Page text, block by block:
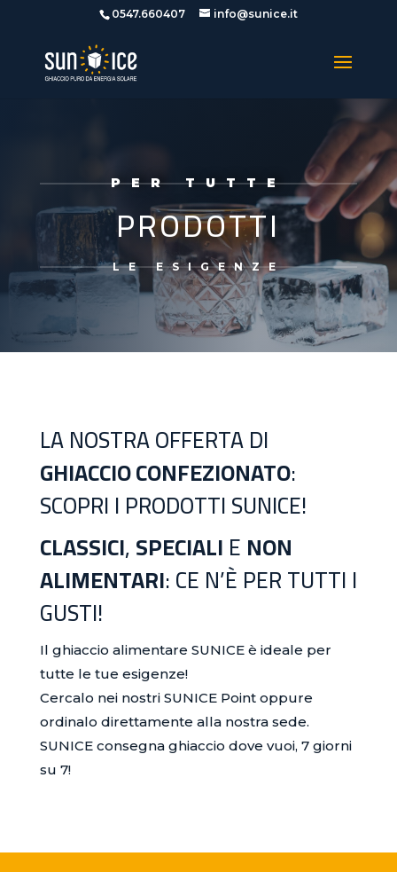
0547.660407 info@sunice.it
PER TUTTE
PRODOTTI
LE ESIGENZE
LA NOSTRA OFFERTA DI
GHIACCIO CONFEZIONATO:
SCOPRI I PRODOTTI SUNICE!
CLASSICI,SPECIALIENON
ALIMENTARI: CE N’È PER TUTTI I
GUSTI!
Il ghiaccio alimentare SUNICE è ideale per
tutte le tue esigenze!
Cercalo nei nostri SUNICE Point oppure
ordinalo direttamente alla nostra sede.
SUNICE consegna ghiaccio dove vuoi, 7 giorni
su 7!